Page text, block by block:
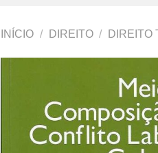
INÍCIO / DIREITO / DIREITO